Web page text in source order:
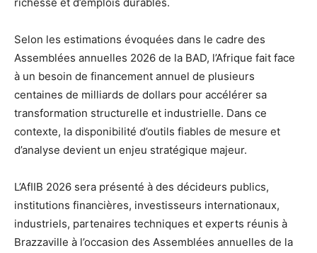
Selon les estimations évoquées dans le cadre des
Assemblées annuelles 2026 de la BAD, l’Afrique fait face
à un besoin de financement annuel de plusieurs
centaines de milliards de dollars pour accélérer sa
transformation structurelle et industrielle. Dans ce
contexte, la disponibilité d’outils fiables de mesure et
d’analyse devient un enjeu stratégique majeur.
L’AfIIB 2026 sera présenté à des décideurs publics,
institutions financières, investisseurs internationaux,
industriels, partenaires techniques et experts réunis à
Brazzaville à l’occasion des Assemblées annuelles de la